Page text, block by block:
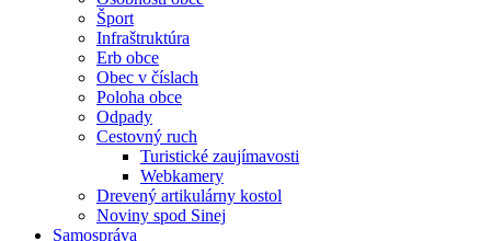
Šport
Infraštruktúra
Erb obce
Obec v číslach
Poloha obce
Odpady
Cestovný ruch
Turistické zaujímavosti
Webkamery
Drevený artikulárny kostol
Noviny spod Sinej
Samospráva